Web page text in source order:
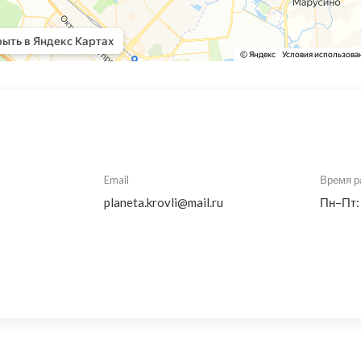
Email
planeta.krovli@mail.ru
Время